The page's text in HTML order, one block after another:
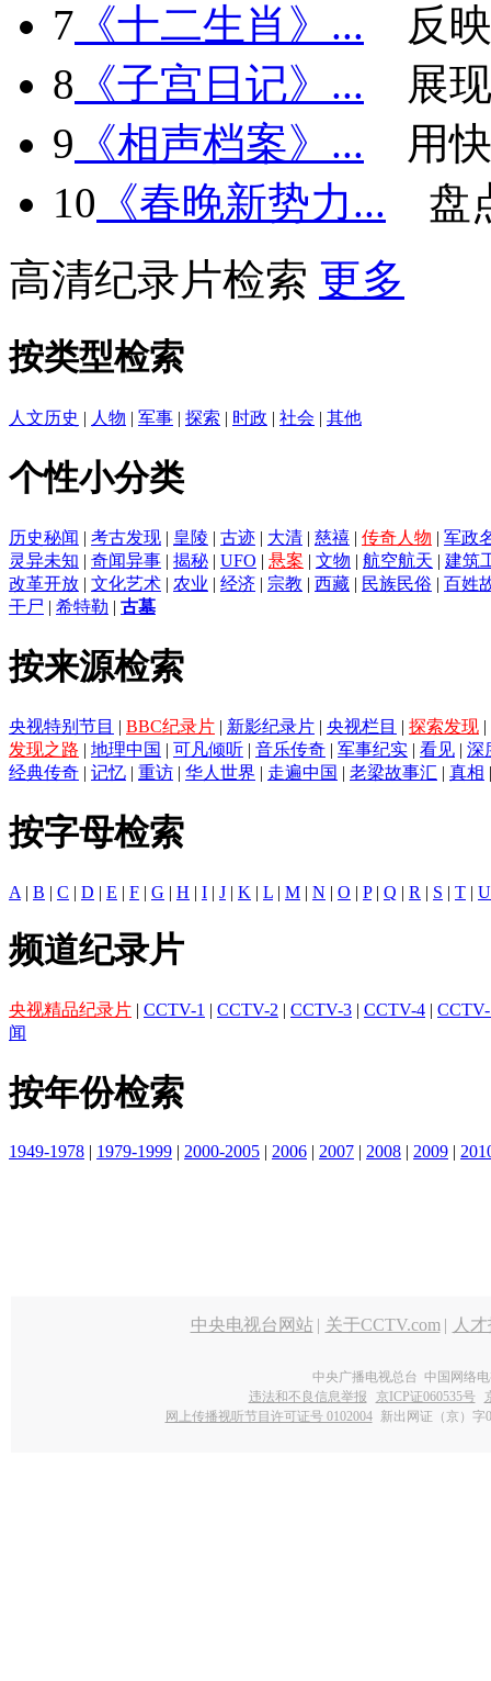
7 《十二生肖》...
反
8 《子宫日记》...
展
9 《相声档案》...
用
10 《春晚新势力...
盘
高清纪录片检索 更多
按类型检索
人文历史 | 人物 | 军事 | 探索 | 时政 | 社会 | 其他
个性小分类
历史秘闻 | 考古发现 | 皇陵 | 古迹 | 大清 | 慈禧 | 传奇人物 | 军政
灵异未知 | 奇闻异事 | 揭秘 | UFO | 悬案 | 文物 | 航空航天 | 建筑
改革开放 | 文化艺术 | 农业 | 经济 | 宗教 | 西藏 | 民族民俗 | 百姓
干尸 | 希特勒 | 古墓
按来源检索
央视特别节目 | BBC纪录片 | 新影纪录片 | 央视栏目 | 探索发现 |
发现之路 | 地理中国 | 可凡倾听 | 音乐传奇 | 军事纪实 | 看见 | 深
经典传奇 | 记忆 | 重访 | 华人世界 | 走遍中国 | 老梁故事汇 | 真相
按字母检索
A | B | C | D | E | F | G | H | I | J | K | L | M | N | O | P| Q | R | S | T | U
频道纪录片
央视精品纪录片 | CCTV-1 | CCTV-2 | CCTV-3 | CCTV-4 |
闻
按年份检索
1949-1978 | 1979-1999 | 2000-2005 | 2006 | 2007 | 2008 | 2009 |
中央电视台网站 | 关于CCTV.com | 人
中央广播电视总台 中国网络
违法和不良信息举报
京ICP证060535号
网上传播视听节目许可证号 0102004 新出网证（京）